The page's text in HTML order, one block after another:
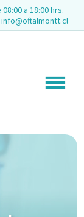
a 18:00 hrs.
info@oftalmontt.cl